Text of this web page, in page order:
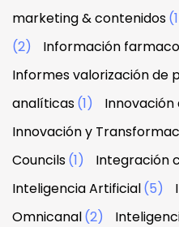
marketing & contenidos
(2)
Información
Informes valorización de
analíticas(1)
Innovación y
Councils(1) Integración
Inteligencia Artificial(5)
Omnicanal(2)